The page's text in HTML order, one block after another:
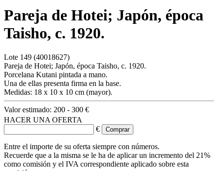
Pareja de Hotei; Japón, época
Taisho, c. 1920.
Lote 149 (40018627)
Pareja de Hotei; Japón, época Taisho, c. 1920.
Porcelana Kutani pintada a mano.
Una de ellas presenta firma en la base.
Medidas: 18 x 10 x 10 cm (mayor).
Valor estimado: 200 - 300 €
HACER UNA OFERTA
€
Entre el importe de su oferta siempre con números.
Recuerde que a la misma se le ha de aplicar un incremento del 21%
como comisión y el IVA correspondiente aplicado sobre esta